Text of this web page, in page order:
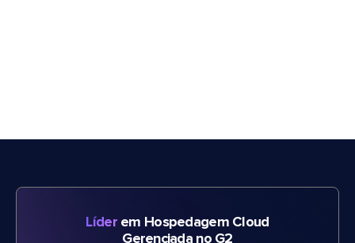
Líderem Hospedagem Cloud
Gerenciada no G2